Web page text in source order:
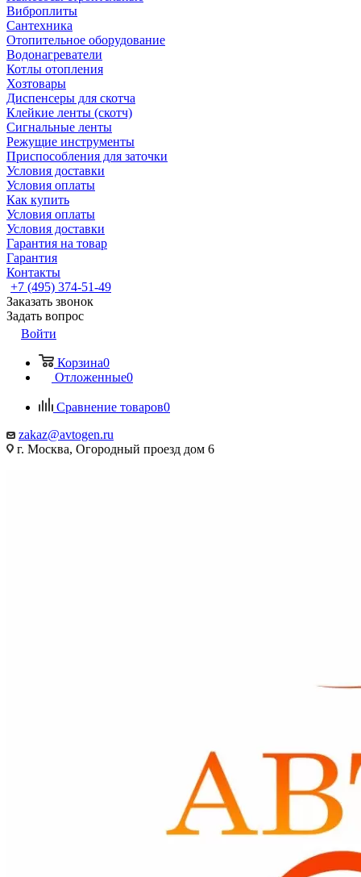
Виброплиты
Сантехника
Отопительное оборудование
Водонагреватели
Котлы отопления
Хозтовары
Диспенсеры для скотча
Клейкие ленты (скотч)
Сигнальные ленты
Режущие инструменты
Приспособления для заточки
Условия доставки
Условия оплаты
Как купить
Условия оплаты
Условия доставки
Гарантия на товар
Гарантия
Контакты
+7 (495) 374-51-49
Заказать звонок
Задать вопрос
Войти
Корзина0
Отложенные0
Сравнение товаров0
zakaz@avtogen.ru
г. Москва, Огородный проезд дом 6